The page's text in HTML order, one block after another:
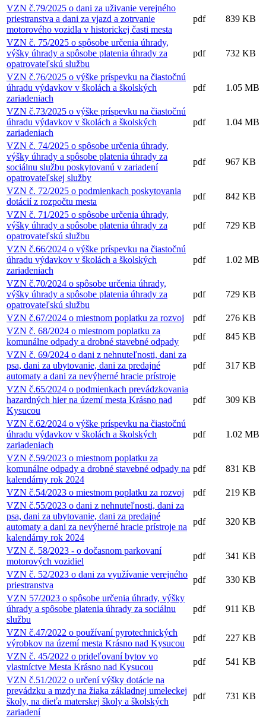
VZN č.79/2025 o dani za uživanie verejného
priestranstva a dani za vjazd a zotrvanie
motorového vozidla v historickej časti mesta
pdf 839 KB
VZN č. 75/2025 o spôsobe určenia úhrady,
výšky úhrady a spôsobe platenia úhrady za
opatrovateľskú službu
pdf 732 KB
VZN č.76/2025 o výške príspevku na čiastočnú
úhradu výdavkov v školách a školských
zariadeniach
pdf 1.05 MB
VZN č.73/2025 o výške príspevku na čiastočnú
úhradu výdavkov v školách a školských
zariadeniach
pdf 1.04 MB
VZN č. 74/2025 o spôsobe určenia úhrady,
výšky úhrady a spôsobe platenia úhrady za
sociálnu službu poskytovanú v zariadení
opatrovateľskej služby
pdf 967 KB
VZN č. 72/2025 o podmienkach poskytovania
dotácií z rozpočtu mesta
pdf
842 KB
VZN č. 71/2025 o spôsobe určenia úhrady,
výšky úhrady a spôsobe platenia úhrady za
opatrovateľskú službu
pdf 729 KB
VZN č.66/2024 o výške príspevku na čiastočnú
úhradu výdavkov v školách a školských
zariadeniach
pdf 1.02 MB
VZN č.70/2024 o spôsobe určenia úhrady,
výšky úhrady a spôsobe platenia úhrady za
opatrovateľskú službu
pdf 729 KB
VZN č.67/2024 o miestnom poplatku za rozvoj pdf
276 KB
VZN č. 68/2024 o miestnom poplatku za
komunálne odpady a drobné stavebné odpady
pdf
845 KB
VZN č. 69/2024 o dani z nehnuteľnosti, dani za
psa, dani za ubytovanie, dani za predajné
automaty a dani za nevýherné hracie prístroje
pdf 317 KB
VZN č.65/2024 o podmienkach prevádzkovania
hazardných hier na území mesta Krásno nad
Kysucou
pdf 309 KB
VZN č.62/2024 o výške príspevku na čiastočnú
úhradu výdavkov v školách a školských
zariadeniach
pdf 1.02 MB
VZN č.59/2023 o miestnom poplatku za
komunálne odpady a drobné stavebné odpady na
kalendárny rok 2024
pdf 831 KB
VZN č.54/2023 o miestnom poplatku za rozvoj pdf
219 KB
VZN č.55/2023 o dani z nehnuteľnosti, dani za
psa, dani za ubytovanie, dani za predajné
automaty a dani za nevýherné hracie prístroje na
kalendárny rok 2024
pdf 320 KB
VZN č. 58/2023 - o dočasnom parkovaní
motorových vozidiel
pdf
341 KB
VZN č. 52/2023 o dani za využívanie verejného
priestranstva
pdf
330 KB
VZN 57/2023 o spôsobe určenia úhrady, výšky
úhrady a spôsobe platenia úhrady za sociálnu
službu
pdf 911 KB
VZN č.47/2022 o používaní pyrotechnických
výrobkov na území mesta Krásno nad Kysucou
pdf
227 KB
VZN č. 45/2022 o prideľovaní bytov vo
vlastníctve Mesta Krásno nad Kysucou
pdf
541 KB
VZN č.51/2022 o určení výšky dotácie na
prevádzku a mzdy na žiaka základnej umeleckej
školy, na dieťa materskej školy a školských
zariadení
pdf 731 KB